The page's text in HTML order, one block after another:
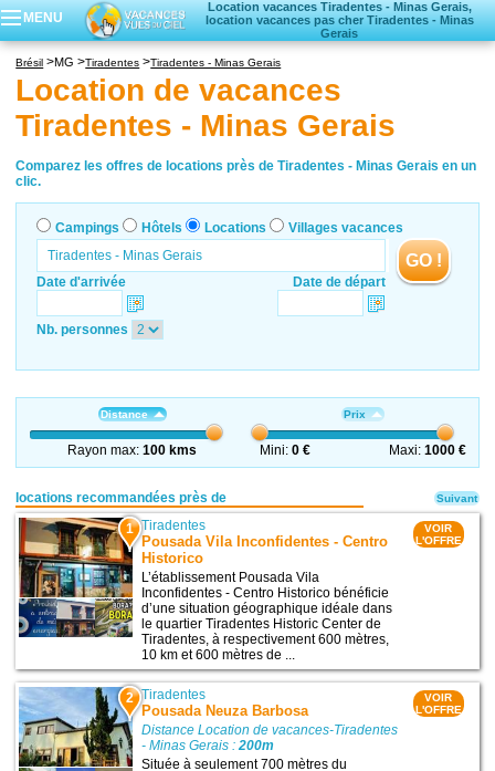
MENU
Location vacances Tiradentes - Minas Gerais,
location vacances pas cher Tiradentes - Minas
Gerais
Locations vacances
Villages vacances
Brésil MG Tiradentes Tiradentes - Minas Gerais
Location de vacances
Tiradentes - Minas Gerais
Comparez les offres de locations près de Tiradentes - Minas Gerais en un
clic.
Campings Hôtels Locations Villages vacances
Date d'arrivée Date de départ
GO !
Nb. personnes
Distance
Rayon max:100 kms
Prix
Mini:0 € Maxi: 1000 €
locations recommandées près de
1 Tiradentes
Pousada Vila Inconfidentes - Centro
Historico
L’établissement Pousada Vila
Inconfidentes - Centro Historico bénéficie
d’une situation géographique idéale dans
le quartier Tiradentes Historic Center de
Tiradentes, à respectivement 600 mètres,
10 km et 600 mètres de ...
VOIR
L'OFFRE
2 Tiradentes
Pousada Neuza Barbosa
Distance Location de vacances-Tiradentes
- Minas Gerais :200m
Située à seulement 700 mètres du
VOIR
L'OFFRE
Suivant